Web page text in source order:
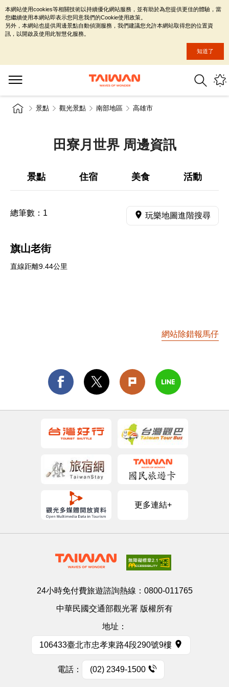
景點 觀光景點 南部地區 高雄市
田寮月世界 周邊資訊
景點 住宿 美食 活動
總筆數： 1 玩樂地圖進階搜尋
旗山老街
直線距離9.44公里
網站除錯報馬仔
更多連結+
24小時免付費旅遊諮詢熱線： 0800-011765
中華民國交通部觀光署 版權所有
地址：
106433臺北市忠孝東路4段290號9樓
電話： (02) 2349-1500
本網站使用cookies等相關技術以持續優化網站服務，並有助於為您提供更佳的體驗，當
您繼續使用本網站即表示您同意我們的Cookie使用政策。
另外，本網站也提供周邊景點自動偵測服務，我們建議您允許本網站取得您的位置資
訊，以開啟及使用此智慧化服務。
知道了